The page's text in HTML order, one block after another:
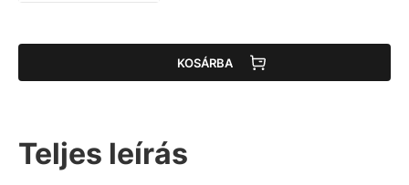
KOSÁRBA
Teljes leírás